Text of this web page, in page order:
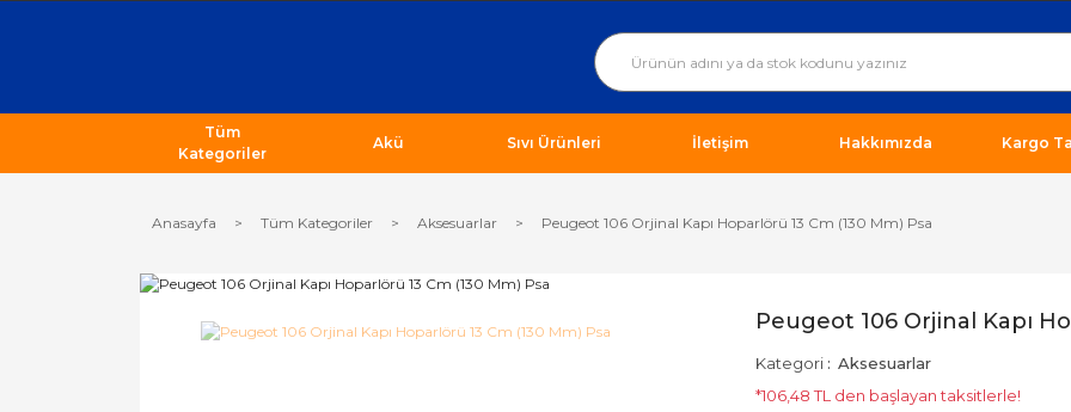
Tüm
Kategoriler
Akü Sıvı Ürünleri İletişim Hakkımızda Kargo
Anasayfa Tüm Kategoriler Aksesuarlar Peugeot 106 Orjinal Kapı Hoparlörü 13 Cm (130 Mm) Psa
Peugeot 106 Orjinal Kapı
Kategori
Aksesuarlar
*106,48 TL den başlayan taksitlerle!